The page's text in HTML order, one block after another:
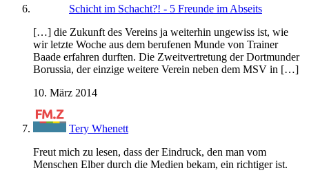
Schicht im Schacht?! - 5 Freunde im Abseits
[…] die Zukunft des Vereins ja weiterhin ungewiss ist, wie
wir letzte Woche aus dem berufenen Munde von Trainer
Baade erfahren durften. Die Zweitvertretung der Dortmunder
Borussia, der einzige weitere Verein neben dem MSV in […]
10. März 2014
Tery Whenett
Freut mich zu lesen, dass der Eindruck, den man vom
Menschen Elber durch die Medien bekam, ein richtiger ist.